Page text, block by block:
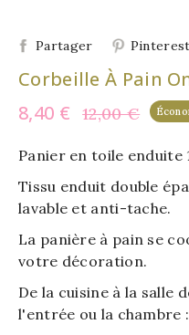
Partager Pinterest
Corbeille À Pain
8,40 €
12,00 €
Panier en toile enduite
Tissu enduit double
lavable et anti-tache.
La panière à pain se
votre décoration.
De la cuisine à la salle
l'entrée ou la chambre :